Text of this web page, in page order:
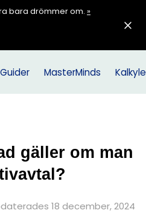
bara drömmer om. »
MasterMinds
gäller om man
18 december, 2024